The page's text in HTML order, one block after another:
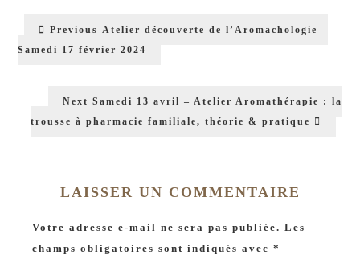
Previous Atelier découverte de l’Aromachologie –
Samedi 17 février 2024
Next Samedi 13 avril – Atelier Aromathérapie : la
trousse à pharmacie familiale, théorie & pratique
LAISSER UN COMMENTAIRE
Votre adresse e-mail ne sera pas publiée. Les
champs obligatoires sont indiqués avec*